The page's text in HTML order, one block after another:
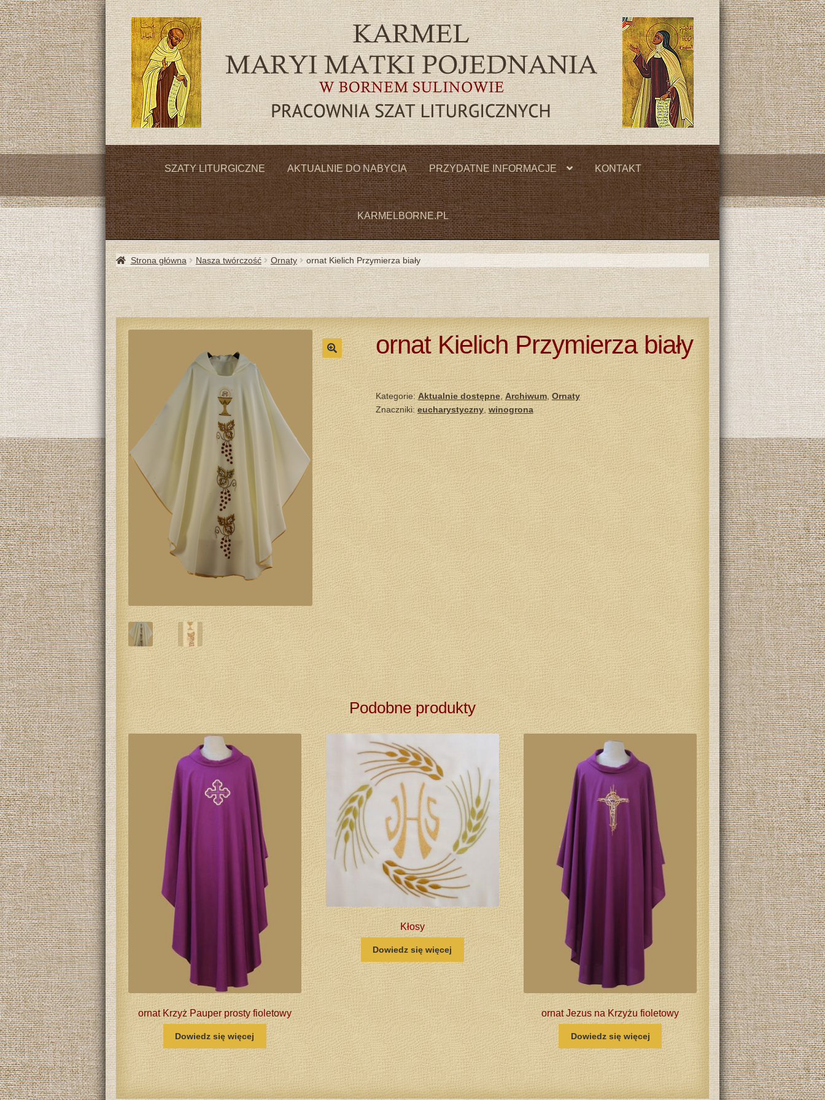
Przejdź
do
nawigacji
Przejdź
do
treści
SZATY LITURGICZNE AKTUALNIE DO NABYCIA PRZYDATNE INFORMACJE KONTAKT
KARMELBORNE.PL
Strona główna Nasza twórczość Ornaty ornat Kielich Przymierza biały
ornat Kielich Przymierza biały
Kategorie:Aktualnie dostępne,Archiwum,Ornaty
Znaczniki:eucharystyczny,winogrona
Podobne produkty
ornat Krzyż Pauper prosty fioletowy
Dowiedz się więcej
Kłosy
Dowiedz się więcej
ornat Jezus na Krzyżu fioletowy
Dowiedz się więcej